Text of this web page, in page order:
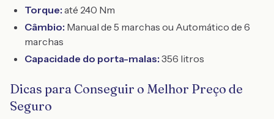
Torque: até 240 Nm
Câmbio: Manual de 5 marchas ou Automático de 6
marchas
Capacidade do porta-malas: 356 litros
Dicas para Conseguir o Melhor Preço de
Seguro